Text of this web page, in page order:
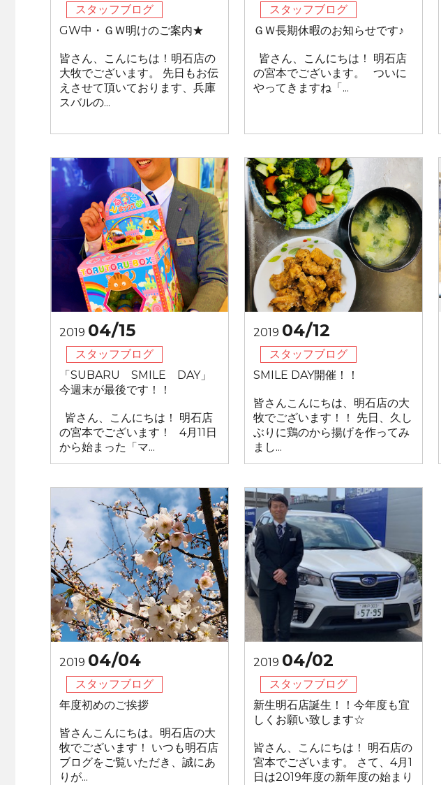
スタッフブログ
GW中・ＧＷ明けのご案内★
皆さん、こんにちは！明石店の
大牧でございます。 先日もお伝
えさせて頂いております、兵庫
スバルの...
スタッフブログ
ＧＷ長期休暇のお知らせです♪
皆さん、こんにちは！ 明石店
の宮本でございます。 ついに
やってきますね「...
2019 04/15
スタッフブログ
「SUBARU SMILE DAY」
今週末が最後です！！
皆さん、こんにちは！ 明石店
の宮本でございます！ 4月11日
から始まった「マ...
2019 04/12
スタッフブログ
SMILE DAY開催！！
皆さんこんにちは、明石店の大
牧でございます！！ 先日、久し
ぶりに鶏のから揚げを作ってみ
まし...
2019 04/04
スタッフブログ
年度初めのご挨拶
皆さんこんにちは。明石店の大
牧でございます！ いつも明石店
ブログをご覧いただき、誠にあ
りが...
2019 04/02
スタッフブログ
新生明石店誕生！！今年度も宜
しくお願い致します☆
皆さん、こんにちは！ 明石店の
宮本でございます。 さて、4月1
日は2019年度の新年度の始まり